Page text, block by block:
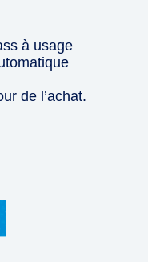
à usage
de l’achat.